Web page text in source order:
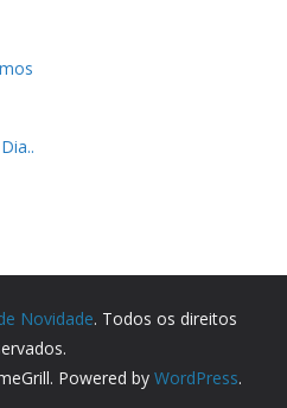
Novidade. Todos os direitos
Powered by WordPress.